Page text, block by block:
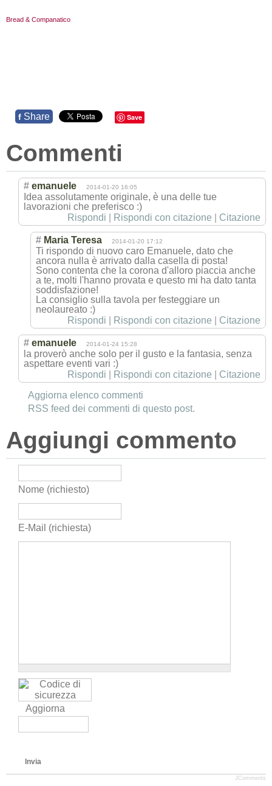
Bread & Companatico
f Share Save
Commenti
# emanuele 2014-01-20 16:05
Idea assolutamente originale, è una delle tue
lavorazioni che preferisco :)
Rispondi
Rispondi con citazione Citazione
# Maria Teresa 2014-01-20 17:12
Ti rispondo di nuovo caro Emanuele, dato che
ancora nulla è arrivato dalla casella di posta!
Sono contenta che la corona d'alloro piaccia anche
a te, molti l'hanno provata e questo mi ha dato tanta
soddisfazione!
La consiglio sulla tavola per festeggiare un
neolaureato :)
Rispondi
Rispondi con citazione Citazione
# emanuele 2014-01-24 15:28
la proverò anche solo per il gusto e la fantasia, senza
aspettare eventi vari :)
Rispondi
Rispondi con citazione
Citazione
Aggiorna elenco commenti
RSS feed dei commenti di questo post.
Aggiungi commento
Nome (richiesto)
E-Mail (richiesta)
Aggiorna
Invia
JComments